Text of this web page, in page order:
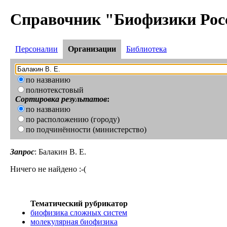
Справочник "Биофизики
Персоналии Организации Библиотека
по названию
полнотекстовый
Сортировка результатов:
по названию
по расположению (городу)
по подчинённости (министерство)
Запрос: Балакин В. Е.
Ничего не найдено :-(
Тематический рубрикатор
биофизика сложных систем
молекулярная биофизика